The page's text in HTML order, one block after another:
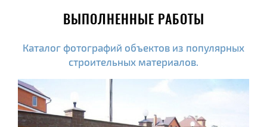
ВЫПОЛНЕННЫЕ РАБОТЫ
Каталог фотографий объектов из популярных
строительных материалов.